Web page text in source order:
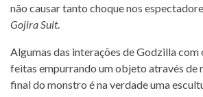
não causar tanto choque nos
Gojira Suit.
Algumas das interações de Godzilla
feitas empurrando um objeto através de
final do monstro é na verdade uma